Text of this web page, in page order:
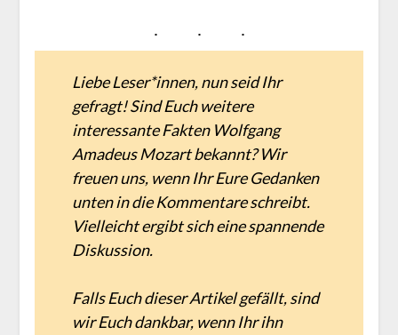
Liebe Leser*innen, nun seid Ihr
gefragt! Sind Euch weitere
interessante Fakten Wolfgang
Amadeus Mozart bekannt? Wir
freuen uns, wenn Ihr Eure Gedanken
unten in die Kommentare schreibt.
Vielleicht ergibt sich eine spannende
Diskussion.
Falls Euch dieser Artikel gefällt, sind
wir Euch dankbar, wenn Ihr ihn